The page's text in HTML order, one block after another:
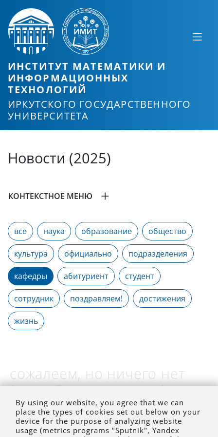
ИНСТИТУТ МАТЕМАТИКИ И
ИНФОРМАЦИОННЫХ
ТЕХНОЛОГИЙ
ИРКУТСКОГО ГОСУДАРСТВЕННОГО
УНИВЕРСИТЕТА
Новости (2025)
КОНТЕКСТНОЕ МЕНЮ
все наука образование общество
культура официально подразделения
кафедры абитуриент студент
сотрудник поздравляем! достижения
жизнь
сожалеем, но ничего нет
(на выбранное время)
By using our website, you agree that we can
place the types of cookies set out below on your
device for the purpose of analyzing website
usage (metrics programs "Sputnik", Yandex